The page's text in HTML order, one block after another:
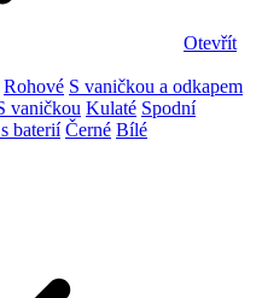
Otevřít
Rohové S vaničkou a odkapem
vaničkou Kulaté Spodní
baterií Černé Bílé